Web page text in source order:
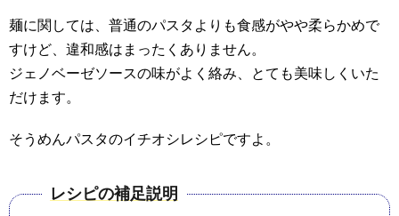
麺に関しては、普通のパスタよりも食感がやや柔らかめで
すけど、違和感はまったくありません。
ジェノベーゼソースの味がよく絡み、とても美味しくいた
だけます。
そうめんパスタのイチオシレシピですよ。
レシピの補足説明